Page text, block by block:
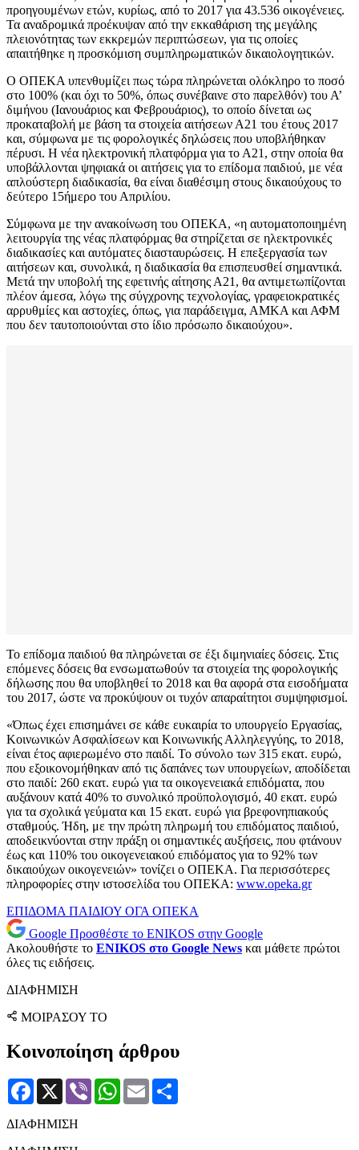
προηγουμένων ετών, κυρίως, από το 2017 για 43.536 οικογένειες.
Τα αναδρομικά προέκυψαν από την εκκαθάριση της μεγάλης
πλειονότητας των εκκρεμών περιπτώσεων, για τις οποίες
απαιτήθηκε η προσκόμιση συμπληρωματικών δικαιολογητικών.
Ο ΟΠΕΚΑ υπενθυμίζει πως τώρα πληρώνεται ολόκληρο το ποσό
στο 100% (και όχι το 50%, όπως συνέβαινε στο παρελθόν) του Α’
διμήνου (Ιανουάριος και Φεβρουάριος), το οποίο δίνεται ως
προκαταβολή με βάση τα στοιχεία αιτήσεων Α21 του έτους 2017
και, σύμφωνα με τις φορολογικές δηλώσεις που υποβλήθηκαν
πέρυσι. Η νέα ηλεκτρονική πλατφόρμα για το Α21, στην οποία θα
υποβάλλονται ψηφιακά οι αιτήσεις για το επίδομα παιδιού, με νέα
απλούστερη διαδικασία, θα είναι διαθέσιμη στους δικαιούχους το
δεύτερο 15ήμερο του Απριλίου.
Σύμφωνα με την ανακοίνωση του ΟΠΕΚΑ, «η αυτοματοποιημένη
λειτουργία της νέας πλατφόρμας θα στηρίζεται σε ηλεκτρονικές
διαδικασίες και αυτόματες διασταυρώσεις. Η επεξεργασία των
αιτήσεων και, συνολικά, η διαδικασία θα επισπευσθεί σημαντικά.
Μετά την υποβολή της εφετινής αίτησης Α21, θα αντιμετωπίζονται
πλέον άμεσα, λόγω της σύγχρονης τεχνολογίας, γραφειοκρατικές
αρρυθμίες και αστοχίες, όπως, για παράδειγμα, ΑΜΚΑ και ΑΦΜ
που δεν ταυτοποιούνται στο ίδιο πρόσωπο δικαιούχου».
Το επίδομα παιδιού θα πληρώνεται σε έξι διμηνιαίες δόσεις. Στις
επόμενες δόσεις θα ενσωματωθούν τα στοιχεία της φορολογικής
δήλωσης που θα υποβληθεί το 2018 και θα αφορά στα εισοδήματα
του 2017, ώστε να προκύψουν οι τυχόν απαραίτητοι συμψηφισμοί.
«Όπως έχει επισημάνει σε κάθε ευκαιρία το υπουργείο Εργασίας,
Κοινωνικών Ασφαλίσεων και Κοινωνικής Αλληλεγγύης, το 2018,
είναι έτος αφιερωμένο στο παιδί. Το σύνολο των 315 εκατ. ευρώ,
που εξοικονομήθηκαν από τις δαπάνες των υπουργείων, αποδίδεται
στο παιδί: 260 εκατ. ευρώ για τα οικογενειακά επιδόματα, που
αυξάνουν κατά 40% το συνολικό προϋπολογισμό, 40 εκατ. ευρώ
για τα σχολικά γεύματα και 15 εκατ. ευρώ για βρεφονηπιακούς
σταθμούς. Ήδη, με την πρώτη πληρωμή του επιδόματος παιδιού,
αποδεικνύονται στην πράξη οι σημαντικές αυξήσεις, που φτάνουν
έως και 110% του οικογενειακού επιδόματος για το 92% των
δικαιούχων οικογενειών» τονίζει ο ΟΠΕΚΑ. Για περισσότερες
πληροφορίες στην ιστοσελίδα του ΟΠΕΚΑ: www.opeka.gr
ΕΠΙΔΟΜΑ ΠΑΙΔΙΟΥ ΟΓΑ ΟΠΕΚΑ
Google Προσθέστε το ENIKOS στην Google
Ακολουθήστε το ENIKOS στο Google News και μάθετε πρώτοι
όλες τις ειδήσεις.
ΔΙΑΦΗΜΙΣΗ
ΜΟΙΡΑΣΟΥ ΤΟ
Κοινοποίηση άρθρου
Facebook
X Viber WhatsApp
Email
ΔΙΑΦΗΜΙΣΗ